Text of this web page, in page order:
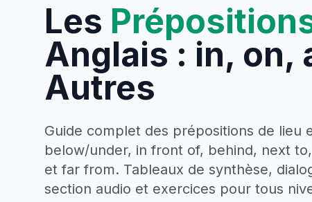
Les
Anglais : in, on,
Autres
Guide complet des prépositions de lieu
below/under, in front of, behind, next
et far from. Tableaux de synthèse,
section audio et exercices pour tous